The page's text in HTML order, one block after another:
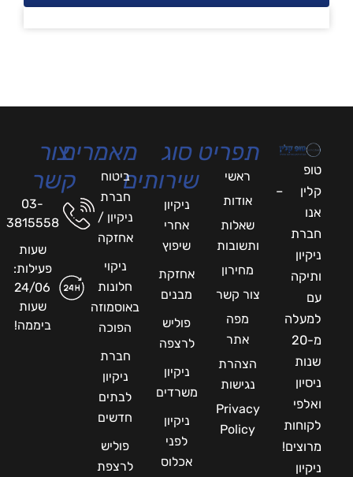
טופ
קלין –
אנו
חברת
ניקיון
ותיקה
עם
למעלה
מ-20
שנות
ניסיון
ואלפי
לקוחות
מרוצים!
ניקיון
תפריט
ראשי
אודות
שאלות
ותשובות
מחירון
צור קשר
מפה
אתר
הצהרת
נגישות
Privacy
Policy
סוג
שירותים
ניקיון
אחרי
שיפוץ
אחזקת
מבנים
פוליש
לרצפה
ניקיון
משרדים
ניקיון
לפני
אכלוס
מאמרים
ביטוח
חברת
ניקיון /
אחזקה
ניקוי
חלונות
באוסמוזה
הפוכה
חברת
ניקיון
לבתים
חדשים
פוליש
לרצפת
צור
קשר
03-
3815558
שעות
פעילות:
24/06
שעות
ביממה!